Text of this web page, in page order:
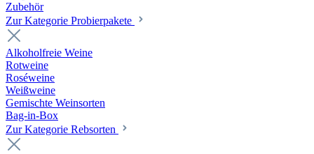
Zubehör
Zur Kategorie Probierpakete
Alkoholfreie Weine
Rotweine
Roséweine
Weißweine
Gemischte Weinsorten
Bag-in-Box
Zur Kategorie Rebsorten